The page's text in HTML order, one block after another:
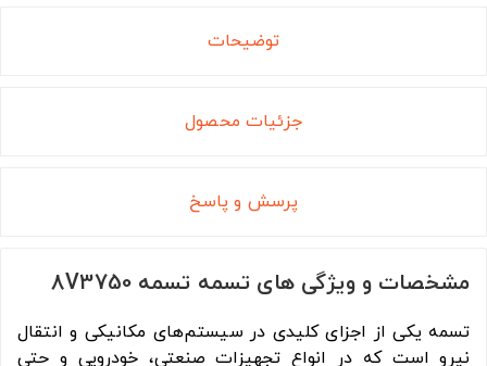
توضیحات
جزئیات محصول
پرسش و پاسخ
مشخصات و ویژگی های تسمه تسمه 8V3750
تسمه یکی از اجزای کلیدی در سیستم‌های مکانیکی و انتقال
نیرو است که در انواع تجهیزات صنعتی، خودرویی و حتی